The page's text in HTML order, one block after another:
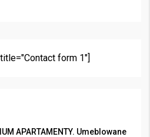
form 1"]
APARTAMENTY. Umeblowane